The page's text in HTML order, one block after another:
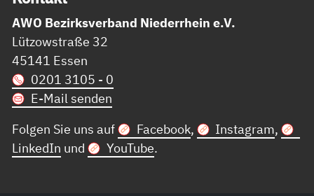
AWO Bezirksverband Niederrhein e.V.
Lützowstraße 32
45141 Essen
0201 3105 - 0
E-Mail senden
Folgen Sie uns auf
Facebook, Instagram,
LinkedIn und YouTube.